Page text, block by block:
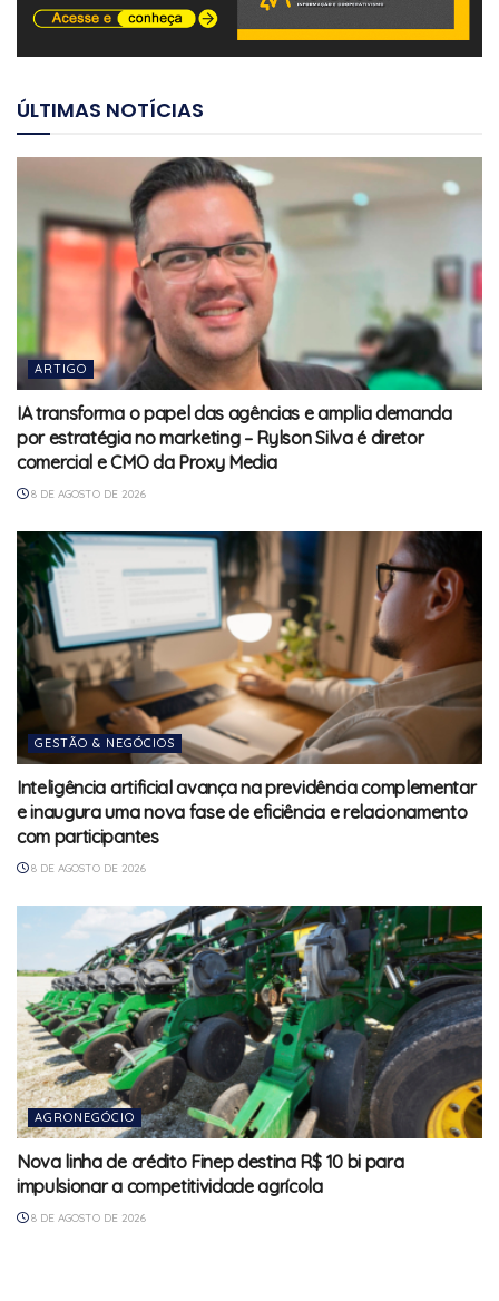
ÚLTIMAS NOTÍCIAS
ARTIGO
IA transforma o papel das agências e amplia demanda
por estratégia no marketing – Rylson Silva é diretor
comercial e CMO da Proxy Media
8 DE AGOSTO DE 2026
GESTÃO & NEGÓCIOS
Inteligência artificial avança na previdência complementar
e inaugura uma nova fase de eficiência e relacionamento
com participantes
8 DE AGOSTO DE 2026
AGRONEGÓCIO
Nova linha de crédito Finep destina R$ 10 bi para
impulsionar a competitividade agrícola
8 DE AGOSTO DE 2026